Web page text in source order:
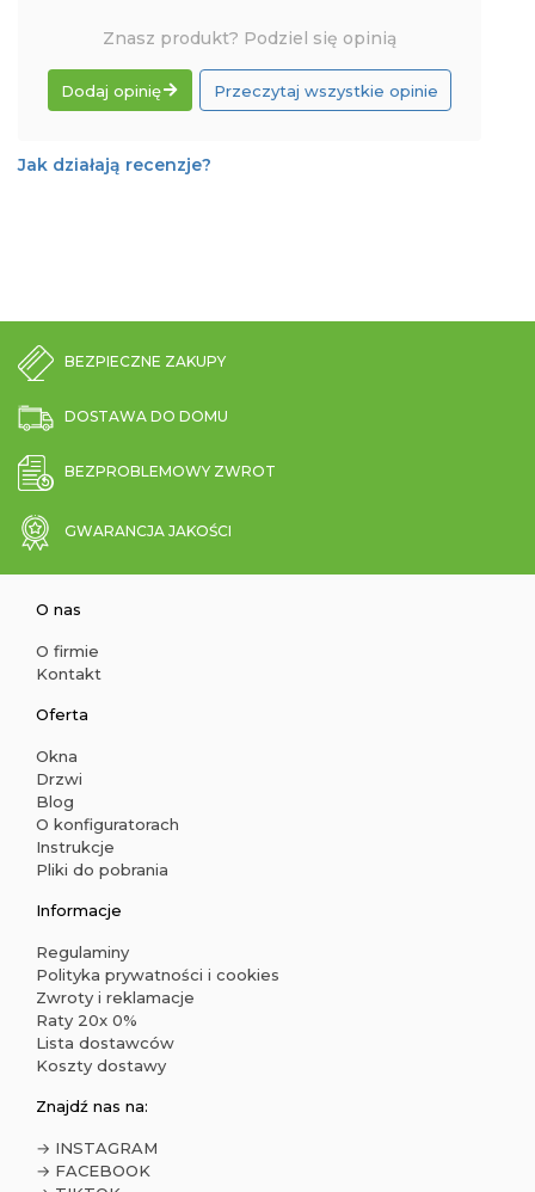
Znasz produkt? Podziel się opinią
Dodaj opinię Przeczytaj wszystkie opinie
Jak działają recenzje?
BEZPIECZNE ZAKUPY
DOSTAWA DO DOMU
BEZPROBLEMOWY ZWROT
GWARANCJA JAKOŚCI
O nas
O firmie
Kontakt
Oferta
Okna
Drzwi
Blog
O konfiguratorach
Instrukcje
Pliki do pobrania
Informacje
Regulaminy
Polityka prywatności i cookies
Zwroty i reklamacje
Raty 20x 0%
Lista dostawców
Koszty dostawy
Znajdź nas na:
→ INSTAGRAM
→ FACEBOOK